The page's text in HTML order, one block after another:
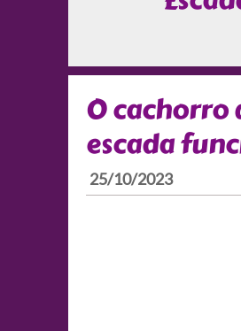
O cachorro
escada
25/10/2023